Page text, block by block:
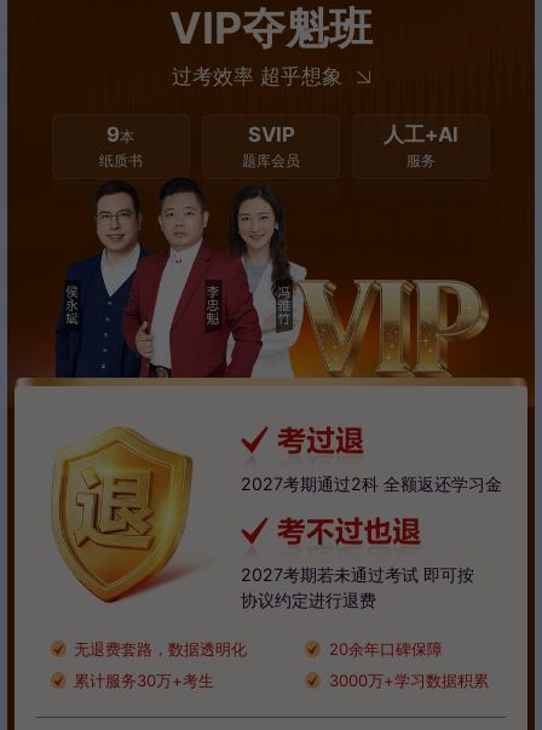
VIP夺魁班
过考效率 超乎想象
9本
纸质书
SVIP
题库会员
人工+AI
服务
2027考期通过2科 全额返还学习金
2027考期若未通过考试 即可按
协议约定进行退费
无退费套路，数据透明化
20余年口碑保障
累计服务30万+考生
3000万+学习数据积累